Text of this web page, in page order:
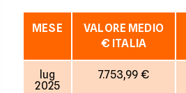
MESE
VALORE MEDIO
€ ITALIA
lug
2025
7.753,99 €